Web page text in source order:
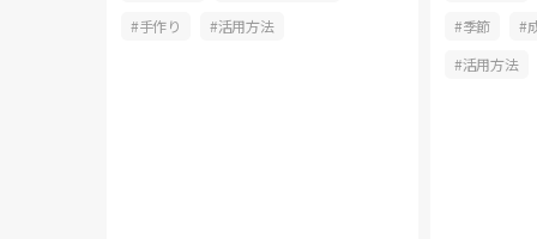
手作り
活用方法
季節
活用方法